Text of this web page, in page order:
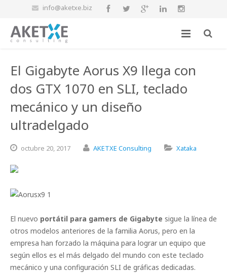
info@aketxe.biz
El Gigabyte Aorus X9 llega con
dos GTX 1070 en SLI, teclado
mecánico y un diseño
ultradelgado
octubre 20, 2017 AKETXE Consulting Xataka
El nuevo portátil para gamers de Gigabyte sigue la línea de
otros modelos anteriores de la familia Aorus, pero en la
empresa han forzado la máquina para lograr un equipo que
según ellos es el más delgado del mundo con este teclado
mecánico y una configuración SLI de gráficas dedicadas.